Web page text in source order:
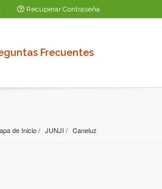
Recuperar Contraseña
Frecuentes
de Inicio JUNJI Caneluz